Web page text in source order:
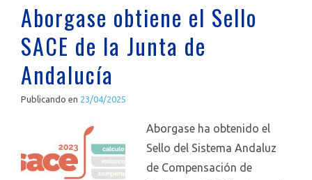
Aborgase obtiene el Sello
SACE de la Junta de
Andalucía
Publicando en 23/04/2025
Aborgase ha obtenido el
Sello del Sistema Andaluz
de Compensación de